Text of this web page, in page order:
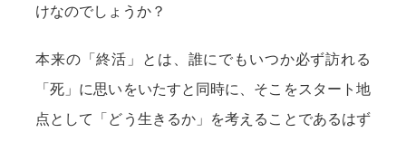
けなのでしょうか？
本来の「終活」とは、誰にでもいつか必ず訪れる
「死」に思いをいたすと同時に、そこをスタート地
点として「どう生きるか」を考えることであるはず